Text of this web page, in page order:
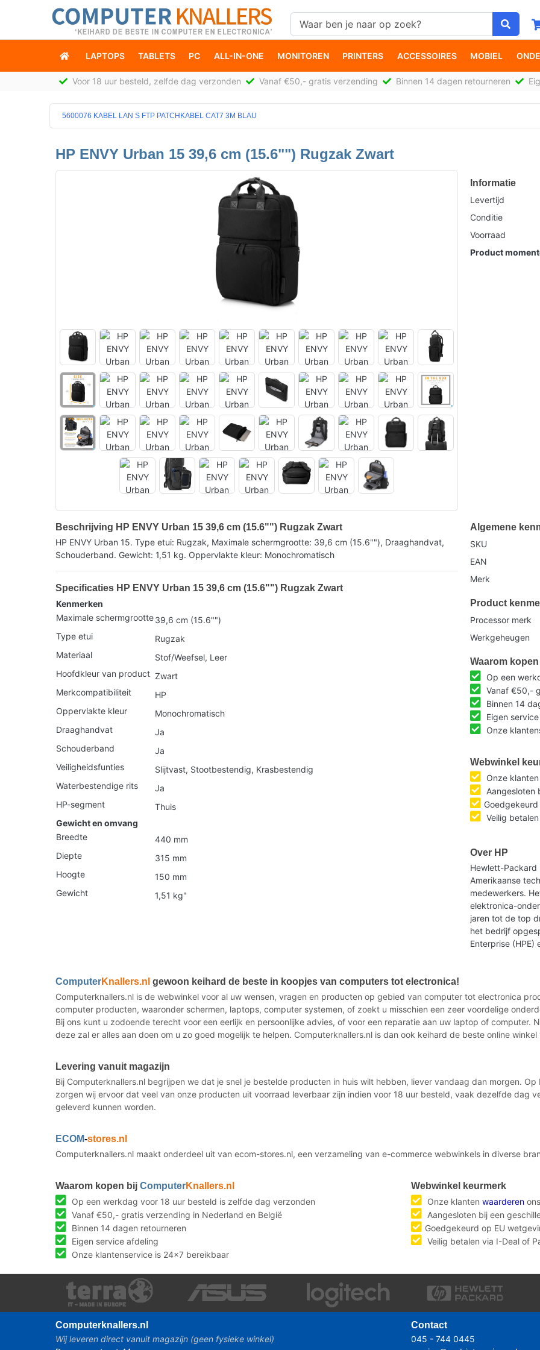
LAPTOPS TABLETS PC ALL-IN-ONE MONITOREN PRINTERS ACCESSOIRES MOBIEL
Voor 18 uur besteld, zelfde dag verzonden Vanaf €50,- gratis verzending Binnen 14 dagen retourneren
5600076 KABEL LAN S FTP PATCHKABEL CAT7 3M BLAU
HP ENVY Urban 15 39,6 cm (15.6"") Rugzak Zwart
Informatie
Levertijd
Conditie
Voorraad
Product
Beschrijving HP ENVY Urban 15 39,6 cm (15.6"") Rugzak Zwart
HP ENVY Urban 15. Type etui: Rugzak, Maximale schermgrootte: 39,6 cm (15.6""), Draaghandvat,
Schouderband. Gewicht: 1,51 kg. Oppervlakte kleur: Monochromatisch
Specificaties HP ENVY Urban 15 39,6 cm (15.6"") Rugzak Zwart
Kenmerken
Maximale schermgrootte39,6 cm (15.6"")
Type etui
Rugzak
Materiaal
Stof/Weefsel, Leer
Hoofdkleur van product Zwart
Merkcompatibiliteit
HP
Oppervlakte kleur
Monochromatisch
Draaghandvat
Ja
Schouderband
Ja
Veiligheidsfunties
Slijtvast, Stootbestendig, Krasbestendig
Waterbestendige rits
Ja
HP-segment
Thuis
Gewicht en omvang
Breedte
440 mm
Diepte
315 mm
Hoogte
150 mm
Gewicht
1,51 kg"
Algemene
SKU
EAN
Merk
Product
Processor merk
Werkgeheugen
Waarom
Op een
Vanaf €50,-
Binnen 14
Eigen
Onze
Webwinkel
Onze
Aangesloten
Veilig
Over HP
Hewlett-Packard
Amerikaanse
medewerkers.
elektronica-
jaren tot de top
het bedrijf
Enterprise (HPE)
ComputerKnallers.nl gewoon keihard de beste in koopjes van computers tot electronica!
Computerknallers.nl is de webwinkel voor al uw wensen, vragen en producten op gebied van computer tot electronica
computer producten, waaronder schermen, laptops, computer systemen, of zoekt u misschien een zeer voordelige
Bij ons kunt u zodoende terecht voor een eerlijk en persoonlijke advies, of voor een reparatie aan uw laptop of computer.
deze zal er alles aan doen om u zo goed mogelijk te helpen. Computerknallers.nl is dan ook keihard de beste online
Levering vanuit magazijn
Bij Computerknallers.nl begrijpen we dat je snel je bestelde producten in huis wilt hebben, liever vandaag dan morgen.
zorgen wij ervoor dat veel van onze producten uit voorraad leverbaar zijn indien voor 18 uur besteld, vaak dezelfde dag
geleverd kunnen worden.
ECOM-stores.nl
Computerknallers.nl maakt onderdeel uit van ecom-stores.nl, een verzameling van e-commerce webwinkels in diverse
Waarom kopen bij ComputerKnallers.nl
Op een werkdag voor 18 uur besteld is zelfde dag verzonden
Vanaf €50,- gratis verzending in Nederland en België
Binnen 14 dagen retourneren
Eigen service afdeling
Onze klantenservice is 24x7 bereikbaar
Webwinkel keurmerk
Onze klanten waarderen
Aangesloten bij een
Goedgekeurd op EU
Veilig betalen via I-Deal of
Computerknallers.nl
Wij leveren direct vanuit magazijn (geen fysieke winkel)
Contact
045 - 744 0445